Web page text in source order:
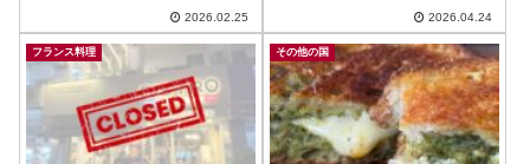
Bottom
2026.02.25
CORDA
2026.04.24
フランス料理 その他の国